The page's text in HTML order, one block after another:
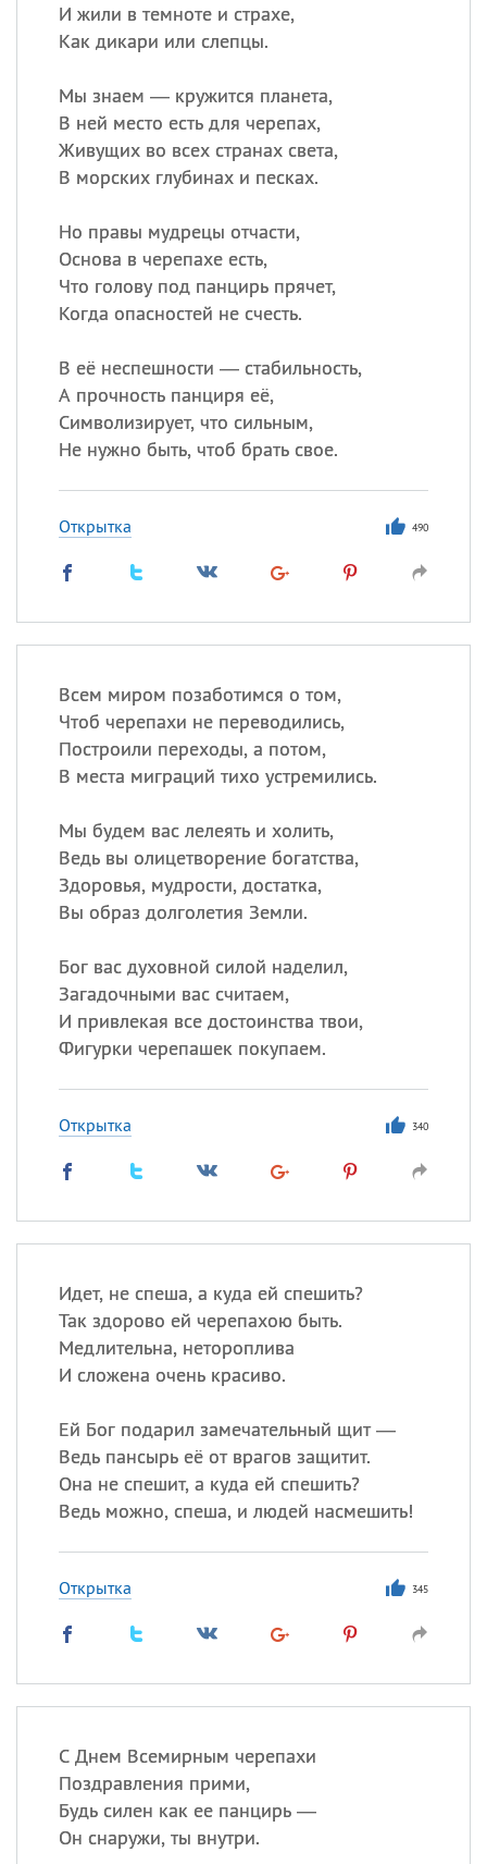
И жили в темноте и страхе,
Как дикари или слепцы.
Мы знаем — кружится планета,
В ней место есть для черепах,
Живущих во всех странах света,
В морских глубинах и песках.
Но правы мудрецы отчасти,
Основа в черепахе есть,
Что голову под панцирь прячет,
Когда опасностей не счесть.
В её неспешности — стабильность,
А прочность панциря её,
Символизирует, что сильным,
Не нужно быть, чтоб брать свое.
Открытка 490
Всем миром позаботимся о том,
Чтоб черепахи не переводились,
Построили переходы, а потом,
В места миграций тихо устремились.
Мы будем вас лелеять и холить,
Ведь вы олицетворение богатства,
Здоровья, мудрости, достатка,
Вы образ долголетия Земли.
Бог вас духовной силой наделил,
Загадочными вас считаем,
И привлекая все достоинства твои,
Фигурки черепашек покупаем.
Открытка 340
Идет, не спеша, а куда ей спешить?
Так здорово ей черепахою быть.
Медлительна, нетороплива
И сложена очень красиво.
Ей Бог подарил замечательный щит —
Ведь пансырь её от врагов защитит.
Она не спешит, а куда ей спешить?
Ведь можно, спеша, и людей насмешить!
Открытка 345
С Днем Всемирным черепахи
Поздравления прими,
Будь силен как ее панцирь —
Он снаружи, ты внутри.